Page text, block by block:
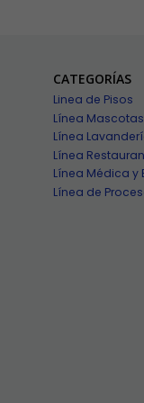
CATEGORÍAS
Linea de Pisos
Línea Mascotas
Línea
Línea
Línea Médica y
Línea de